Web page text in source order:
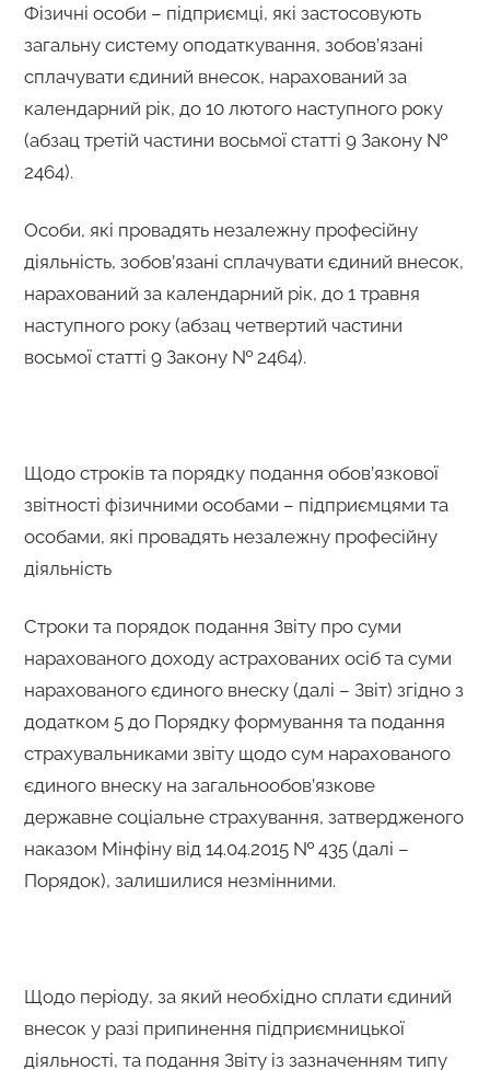
Фізичні особи – підприємці, які застосовують
загальну систему оподаткування, зобов’язані
сплачувати єдиний внесок, нарахований за
календарний рік, до 10 лютого наступного року
(абзац третій частини восьмої статті 9 Закону №
2464).
Особи, які провадять незалежну професійну
діяльність, зобов’язані сплачувати єдиний внесок,
нарахований за календарний рік, до 1 травня
наступного року (абзац четвертий частини
восьмої статті 9 Закону № 2464).
Щодо строків та порядку подання обов’язкової
звітності фізичними особами – підприємцями та
особами, які провадять незалежну професійну
діяльність
Строки та порядок подання Звіту про суми
нарахованого доходу астрахованих осіб та суми
нарахованого єдиного внеску (далі – Звіт) згідно з
додатком 5 до Порядку формування та подання
страхувальниками звіту щодо сум нарахованого
єдиного внеску на загальнообов’язкове
державне соціальне страхування, затвердженого
наказом Мінфіну від 14.04.2015 № 435 (далі –
Порядок), залишилися незмінними.
Щодо періоду, за який необхідно сплати єдиний
внесок у разі припинення підприємницької
діяльності, та подання Звіту із зазначенням типу